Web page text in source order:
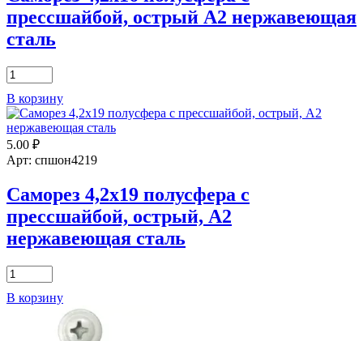
прессшайбой, острый А2 нержавеющая
сталь
Количество
товара
Саморез
4,2х16
полусфера
с
прессшайбой,
А2
нержавеющая
сталь
В корзину
5.00 ₽
Арт: спшон4219
Саморез 4,2х19 полусфера с
прессшайбой, острый, А2
нержавеющая сталь
Количество
товара
Саморез
В корзину